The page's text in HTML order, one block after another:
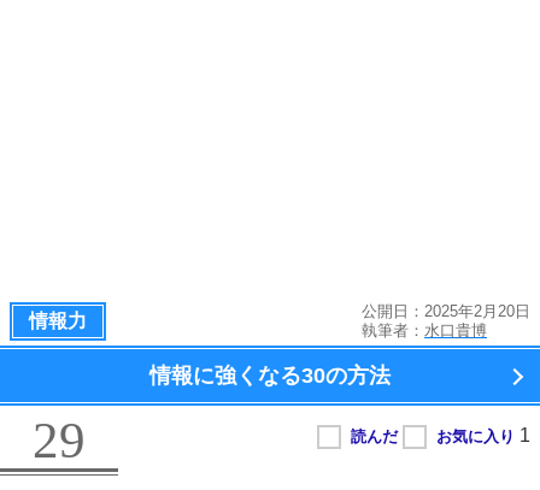
情報力
公開日：2025年2月20日
執筆者： 水口貴博
情報に強くなる30の方法
29